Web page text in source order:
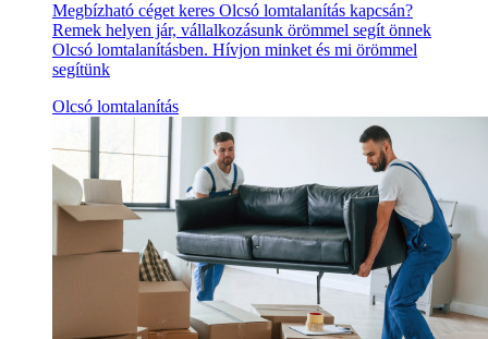
Megbízható céget keres Olcsó lomtalanítás kapcsán?
Remek helyen jár, vállalkozásunk örömmel segít önnek
Olcsó lomtalanításben. Hívjon minket és mi örömmel
segítünk
Olcsó lomtalanítás